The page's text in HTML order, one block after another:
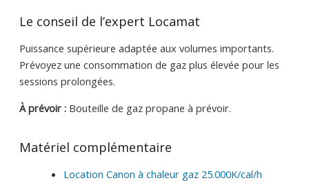
Le conseil de l’expert Locamat
Puissance supérieure adaptée aux volumes importants.
Prévoyez une consommation de gaz plus élevée pour les
sessions prolongées.
À prévoir :Bouteille de gaz propane à prévoir.
Matériel complémentaire
Location Canon à chaleur gaz 25.000K/cal/h